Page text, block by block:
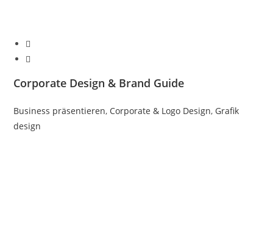
Corporate Design & Brand Guide
Business präsentieren, Corporate & Logo Design, Grafik
design